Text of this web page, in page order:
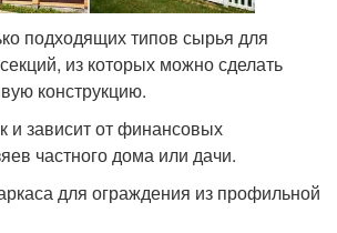
подходящих типов сырья для
из которых можно сделать
конструкцию.
и зависит от финансовых
частного дома или дачи.
для ограждения из профильной